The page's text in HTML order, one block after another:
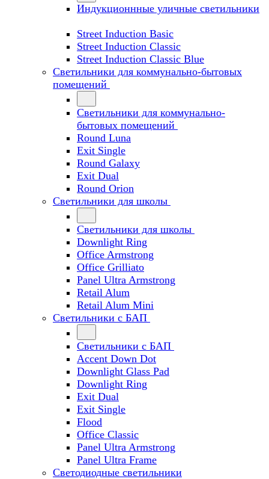
Индукционнные уличные светильники
Street Induction Basic
Street Induction Classic
Street Induction Classic Blue
Светильники для коммунально-бытовых
помещений
Светильники для коммунально-
бытовых помещений
Round Luna
Exit Single
Round Galaxy
Exit Dual
Round Orion
Светильники для школы
Светильники для школы
Downlight Ring
Office Armstrong
Office Grilliato
Panel Ultra Armstrong
Retail Alum
Retail Alum Mini
Светильники с БАП
Светильники с БАП
Accent Down Dot
Downlight Glass Pad
Downlight Ring
Exit Dual
Exit Single
Flood
Office Classic
Panel Ultra Armstrong
Panel Ultra Frame
Светодиодные светильники